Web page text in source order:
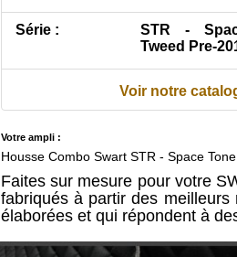
Série :
STR -
Tweed Pre-
Voir notre
Votre ampli :
Housse Combo Swart STR - Space
Faites sur mesure pour votre
fabriqués à partir des
élaborées et qui répondent à